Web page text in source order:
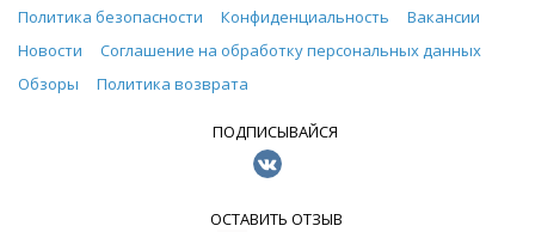
Политика безопасности
Конфиденциальность
Вакансии
Новости
Соглашение на обработку персональных данных
Обзоры
Политика возврата
ПОДПИСЫВАЙСЯ
ОСТАВИТЬ ОТЗЫВ